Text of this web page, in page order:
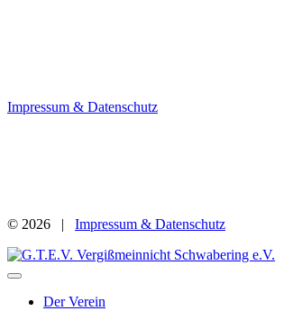
Impressum & Datenschutz
© 2026 | Impressum & Datenschutz
Der Verein